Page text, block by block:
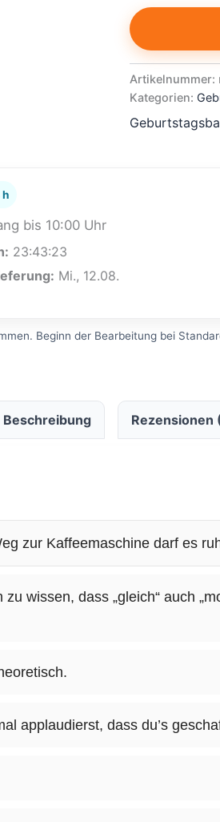
Artikelnummer:
Kategorien:
h
bis 10:00 Uhr
23:43:22
Mi., 12.08.
Beginn der Bearbeitung bei
Beschreibung Rezensionen
zur Kaffeemaschine darf es
wissen, dass „gleich“ auch
applaudierst, dass du’s